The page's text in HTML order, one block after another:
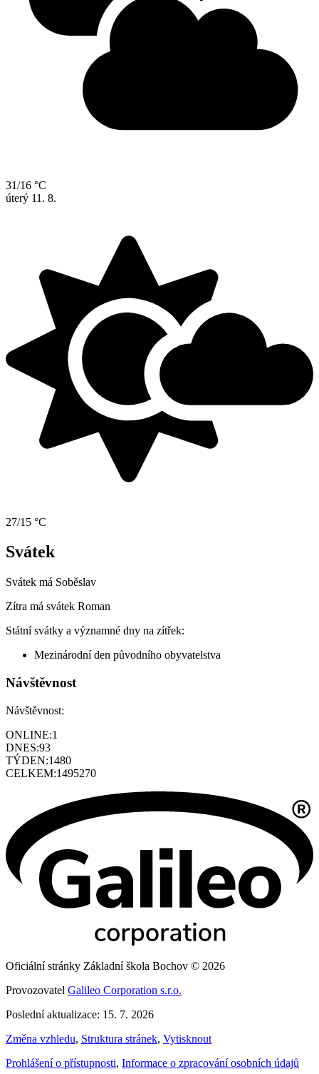
31/16 °C
úterý 11. 8.
27/15 °C
Svátek
Svátek má Soběslav
Zítra má svátek Roman
Státní svátky a významné dny na zítřek:
Mezinárodní den původního obyvatelstva
Návštěvnost
Návštěvnost:
ONLINE:1
DNES:93
TÝDEN:1480
CELKEM:1495270
Oficiální stránky Základní škola Bochov © 2026
Provozovatel Galileo Corporation s.r.o.
Poslední aktualizace: 15. 7. 2026
Změna vzhledu, Struktura stránek, Vytisknout
Prohlášení o přístupnosti, Informace o zpracování osobních údajů